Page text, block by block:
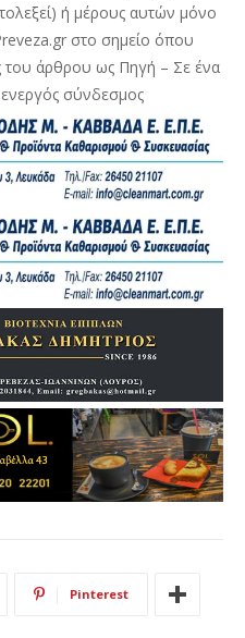
ή μέρους αυτών μόνο
στο σημείο όπου
του άρθρου ως Πηγή – Σε ένα
σύνδεσμος
Pinterest